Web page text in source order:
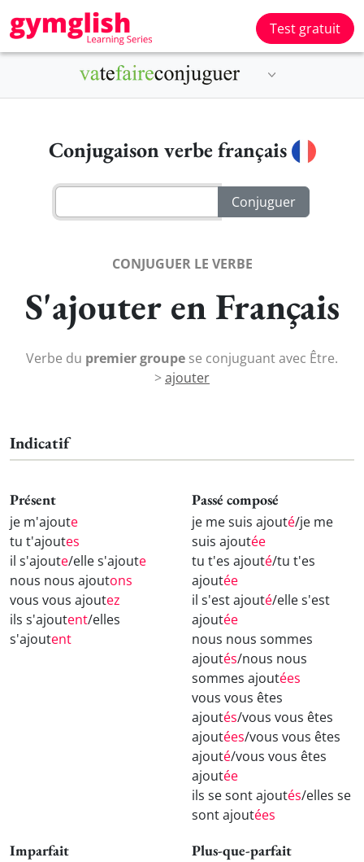
Test gratuit
Conjugaison verbe français
CONJUGUER LE VERBE
S'ajouter en Français
Verbe du premier groupe se conjuguant avec Être.
>ajouter
Indicatif
Présent
je m'ajoute
tu t'ajoutes
il s'ajoute/elle s'ajoute
nous nous ajoutons
vous vous ajoutez
ils s'ajoutent/elles
s'ajoutent
Passé composé
je me suis ajouté/je me
suis ajoutée
tu t'es ajouté/tu t'es
ajoutée
il s'est ajouté/elle s'est
ajoutée
nous nous sommes
ajoutés/nous nous
sommes ajoutées
vous vous êtes
ajoutés/vous vous êtes
ajoutées/vous vous êtes
ajouté/vous vous êtes
ajoutée
ils se sont ajoutés/elles se
sont ajoutées
Imparfait Plus-que-parfait